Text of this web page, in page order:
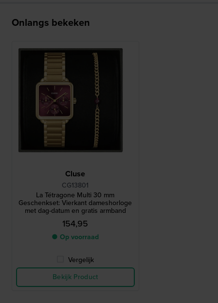
Onlangs bekeken
Cluse
CG13801
La Tétragone Multi 30 mm
Geschenkset: Vierkant dameshorloge
met dag-datum en gratis armband
154,95
● Op voorraad
Vergelijk
Bekijk Product